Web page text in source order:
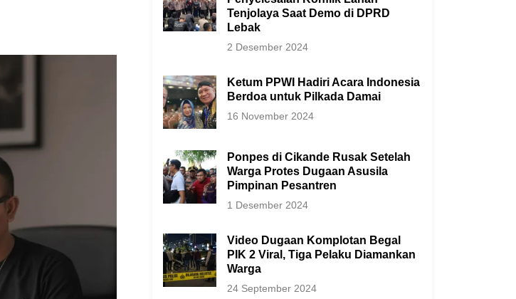
Tenjolaya Saat Demo di DPRD
Lebak
2 Desember 2024
Ketum PPWI Hadiri Acara Indonesia
Berdoa untuk Pilkada Damai
16 November 2024
Ponpes di Cikande Rusak Setelah
Warga Protes Dugaan Asusila
Pimpinan Pesantren
1 Desember 2024
Video Dugaan Komplotan Begal
PIK 2 Viral, Tiga Pelaku Diamankan
Warga
24 September 2024